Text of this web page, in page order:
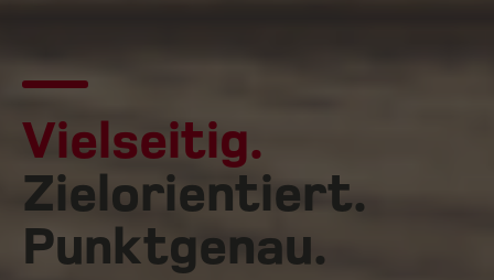
Vielseitig.
Zielorientiert.
Punktgenau.